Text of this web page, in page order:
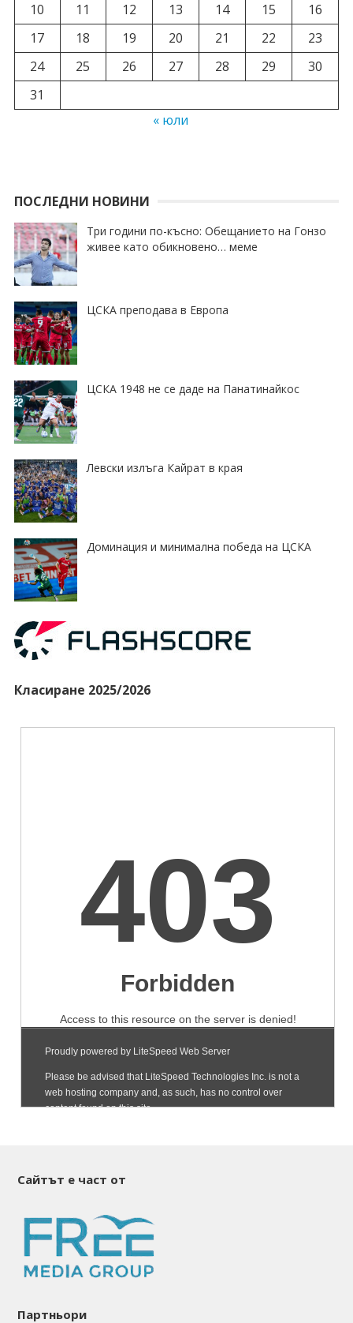
10
11 12 13 14 15
16
17
18 19 20 21 22
23
24
25 26 27 28 29
30
31
« юли
ПОСЛЕДНИ НОВИНИ
Три години по-късно: Обещанието на Гонзо
живее като обикновено… меме
ЦСКА преподава в Европа
ЦСКА 1948 не се даде на Панатинайкос
Левски излъга Кайрат в края
Доминация и минимална победа на ЦСКА
Класиране 2025/2026
Сайтът е част от
Партньори